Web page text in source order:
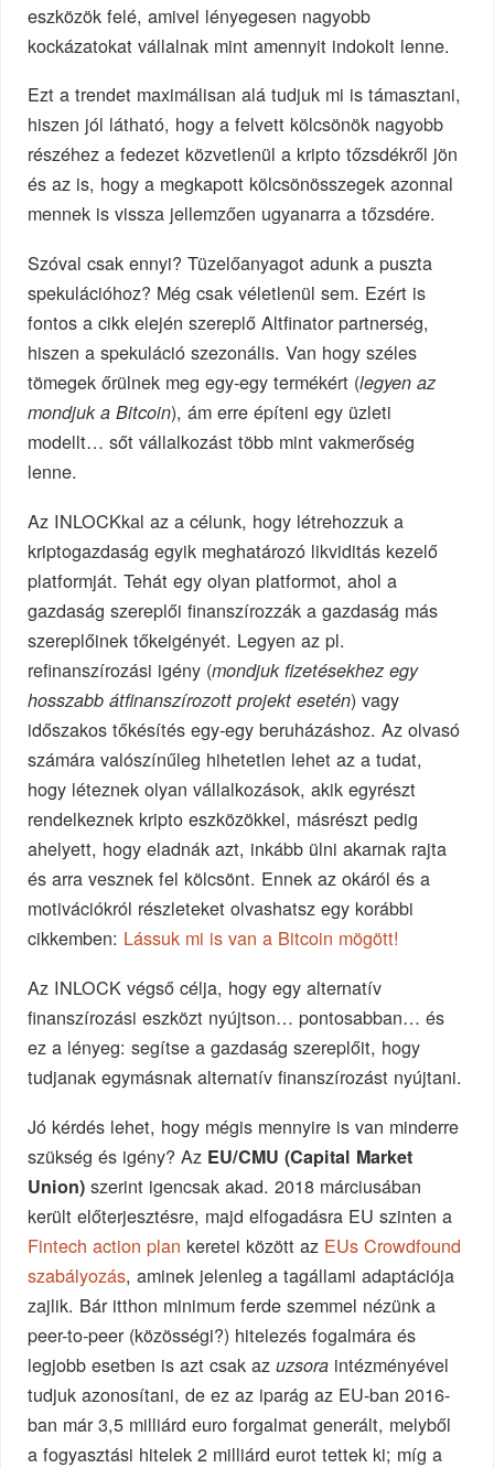
eszközök felé, amivel lényegesen nagyobb
kockázatokat vállalnak mint amennyit indokolt lenne.
Ezt a trendet maximálisan alá tudjuk mi is támasztani,
hiszen jól látható, hogy a felvett kölcsönök nagyobb
részéhez a fedezet közvetlenül a kripto tőzsdékről jön
és az is, hogy a megkapott kölcsönösszegek azonnal
mennek is vissza jellemzően ugyanarra a tőzsdére.
Szóval csak ennyi? Tüzelőanyagot adunk a puszta
spekulációhoz? Még csak véletlenül sem. Ezért is
fontos a cikk elején szereplő Altfinator partnerség,
hiszen a spekuláció szezonális. Van hogy széles
tömegek őrülnek meg egy-egy termékért (legyen az
mondjuk a Bitcoin), ám erre építeni egy üzleti
modellt… sőt vállalkozást több mint vakmerőség
lenne.
Az INLOCKkal az a célunk, hogy létrehozzuk a
kriptogazdaság egyik meghatározó likviditás kezelő
platformját. Tehát egy olyan platformot, ahol a
gazdaság szereplői finanszírozzák a gazdaság más
szereplőinek tőkeigényét. Legyen az pl.
refinanszírozási igény (mondjuk fizetésekhez egy
hosszabb átfinanszírozott projekt esetén) vagy
időszakos tőkésítés egy-egy beruházáshoz. Az olvasó
számára valószínűleg hihetetlen lehet az a tudat,
hogy léteznek olyan vállalkozások, akik egyrészt
rendelkeznek kripto eszközökkel, másrészt pedig
ahelyett, hogy eladnák azt, inkább ülni akarnak rajta
és arra vesznek fel kölcsönt. Ennek az okáról és a
motivációkról részleteket olvashatsz egy korábbi
cikkemben: Lássuk mi is van a Bitcoin mögött!
Az INLOCK végső célja, hogy egy alternatív
finanszírozási eszközt nyújtson… pontosabban… és
ez a lényeg: segítse a gazdaság szereplőit, hogy
tudjanak egymásnak alternatív finanszírozást nyújtani.
Jó kérdés lehet, hogy mégis mennyire is van minderre
szükség és igény? Az EU/CMU (Capital Market
Union) szerint igencsak akad. 2018 márciusában
került előterjesztésre, majd elfogadásra EU szinten a
Fintech action plan keretei között az EUs Crowdfound
szabályozás, aminek jelenleg a tagállami adaptációja
zajlik. Bár itthon minimum ferde szemmel nézünk a
peer-to-peer (közösségi?) hitelezés fogalmára és
legjobb esetben is azt csak azuzsora intézményével
tudjuk azonosítani, de ez az iparág az EU-ban 2016-
ban már 3,5 milliárd euro forgalmat generált, melyből
a fogyasztási hitelek 2 milliárd eurot tettek ki; míg a